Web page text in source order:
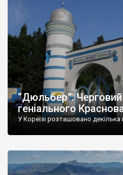
“Дюльбер”. Черговий
геніального
У Кореїзі розташовано